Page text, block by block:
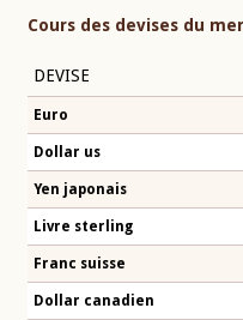
Cours des devises du
DEVISE
Euro
Dollar us
Yen japonais
Livre sterling
Franc suisse
Dollar canadien